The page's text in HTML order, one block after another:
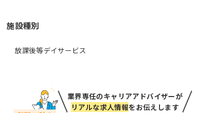
施設種別
放課後等デイサービス
業界専任のキャリアアドバイザーが
リアルな求人情報をお伝えします